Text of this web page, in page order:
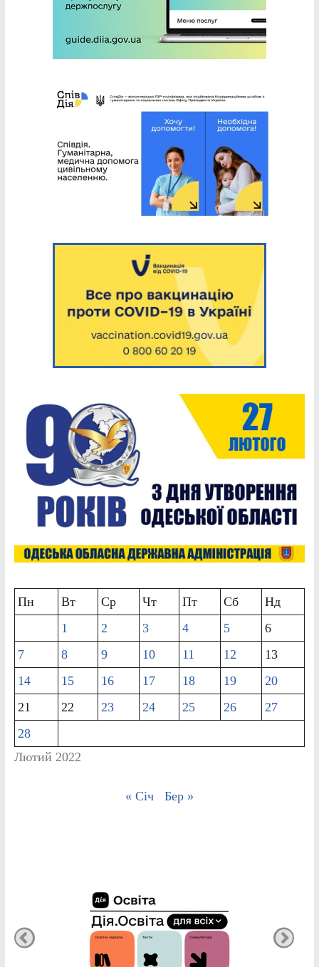
Лютий 2022
Пн Вт Ср Чт Пт Сб
Нд
1
2 3 4 5
6
7
8 9 10 11 12
13
14
15 16 17 18 19
20
21
22 23 24 25 26
27
28
« Січ Бер »